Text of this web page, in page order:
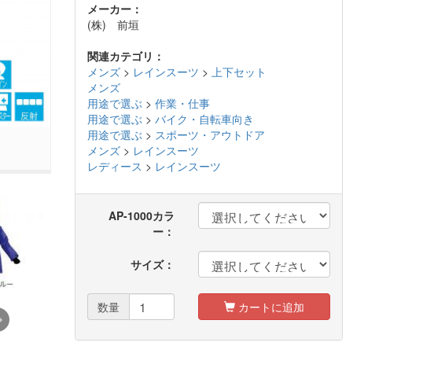
メーカー：
(株) 前垣
関連カテゴリ：
メンズ> レインスーツ > 上下セット
メンズ
用途で選ぶ> 作業・仕事
用途で選ぶ> バイク・自転車向き
用途で選ぶ> スポーツ・アウトドア
メンズ> レインスーツ
レディース > レインスーツ
レディース
AP-1000カラ
ー：
サイズ：
数量 カートに追加